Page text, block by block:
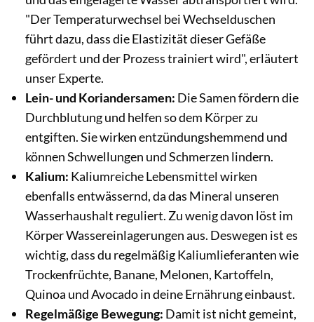
"Der Temperaturwechsel bei Wechselduschen
führt dazu, dass die Elastizität dieser Gefäße
gefördert und der Prozess trainiert wird", erläutert
unser Experte.
Lein- und Koriandersamen: Die Samen fördern die
Durchblutung und helfen so dem Körper zu
entgiften. Sie wirken entzündungshemmend und
können Schwellungen und Schmerzen lindern.
Kalium: Kaliumreiche Lebensmittel wirken
ebenfalls entwässernd, da das Mineral unseren
Wasserhaushalt reguliert. Zu wenig davon löst im
Körper Wassereinlagerungen aus. Deswegen ist es
wichtig, dass du regelmäßig Kaliumlieferanten wie
Trockenfrüchte, Banane, Melonen, Kartoffeln,
Quinoa und Avocado in deine Ernährung einbaust.
Regelmäßige Bewegung: Damit ist nicht gemeint,